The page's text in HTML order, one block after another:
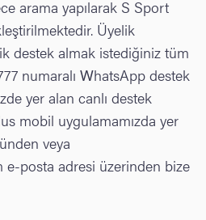
arama yapılarak S Sport
Üyelik
destek almak istediğiniz tüm
numaralı WhatsApp destek
yer alan canlı destek
mobil uygulamamızda yer
veya
e-posta adresi üzerinden bize